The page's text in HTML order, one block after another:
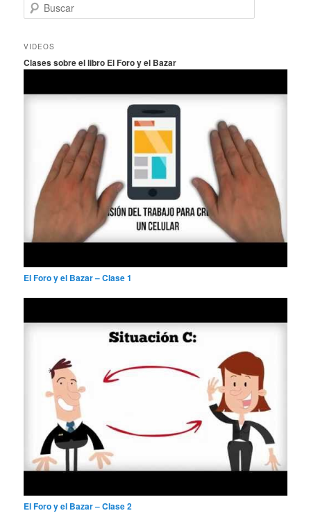
u
c
r
VIDEOS
Clases sobre el libro El Foro y el Bazar
El Foro y el Bazar – Clase 1
El Foro y el Bazar – Clase 2